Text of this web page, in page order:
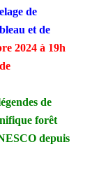
de
et de
2024 à 19h
de
forêt
depuis